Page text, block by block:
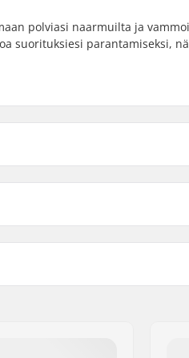
polviasi naarmuilta ja
suorituksiesi parantamiseksi,
Removable